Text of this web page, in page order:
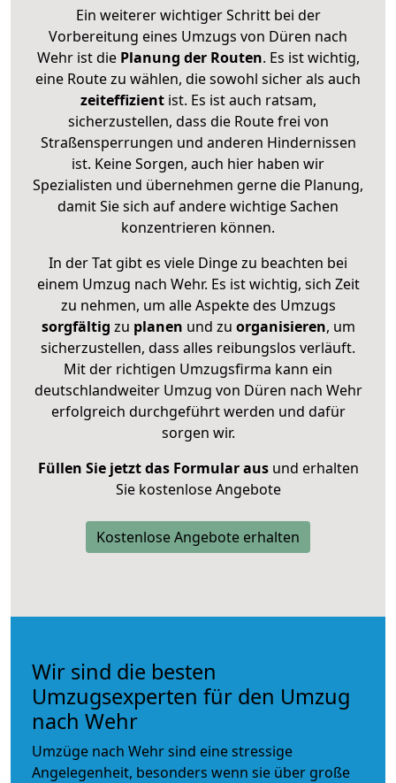
Ein weiterer wichtiger Schritt bei der
Vorbereitung eines Umzugs von Düren nach
Wehr ist diePlanung der Routen. Es ist wichtig,
eine Route zu wählen, die sowohl sicher als auch
zeiteffizientist. Es ist auch ratsam,
sicherzustellen, dass die Route frei von
Straßensperrungen und anderen Hindernissen
ist. Keine Sorgen, auch hier haben wir
Spezialisten und übernehmen gerne die Planung,
damit Sie sich auf andere wichtige Sachen
konzentrieren können.
In der Tat gibt es viele Dinge zu beachten bei
einem Umzug nach Wehr. Es ist wichtig, sich Zeit
zu nehmen, um alle Aspekte des Umzugs
sorgfältig zu planen und zu organisieren, um
sicherzustellen, dass alles reibungslos verläuft.
Mit der richtigen Umzugsfirma kann ein
deutschlandweiter Umzug von Düren nach Wehr
erfolgreich durchgeführt werden und dafür
sorgen wir.
Füllen Sie jetzt das Formular ausund erhalten
Sie kostenlose Angebote
Kostenlose Angebote erhalten
Wir sind die besten
Umzugsexperten für den Umzug
nach Wehr
Umzüge nach Wehr sind eine stressige
Angelegenheit, besonders wenn sie über große